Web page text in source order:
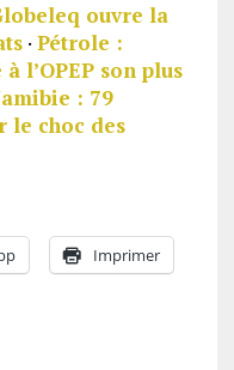
ouvre la
· Pétrole :
l’OPEP son plus
: 79
le choc des
Imprimer